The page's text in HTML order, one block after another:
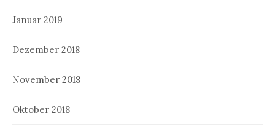
Januar 2019
Dezember 2018
November 2018
Oktober 2018